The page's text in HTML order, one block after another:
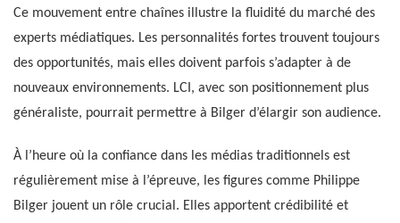
Ce mouvement entre chaînes illustre la fluidité du marché des
experts médiatiques. Les personnalités fortes trouvent toujours
des opportunités, mais elles doivent parfois s’adapter à de
nouveaux environnements. LCI, avec son positionnement plus
généraliste, pourrait permettre à Bilger d’élargir son audience.
À l’heure où la confiance dans les médias traditionnels est
régulièrement mise à l’épreuve, les figures comme Philippe
Bilger jouent un rôle crucial. Elles apportent crédibilité et